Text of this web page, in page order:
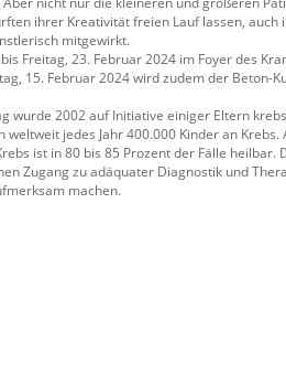
ihrer Kreativität freien Lauf lassen,
mitgewirkt.
Freitag, 23. Februar 2024 im Foyer des
15. Februar 2024 wird zudem der Beton-
wurde 2002 auf Initiative einiger Eltern
jedes Jahr 400.000 Kinder an
ist in 80 bis 85 Prozent der Fälle heilbar.
Zugang zu adäquater Diagnostik und
machen.